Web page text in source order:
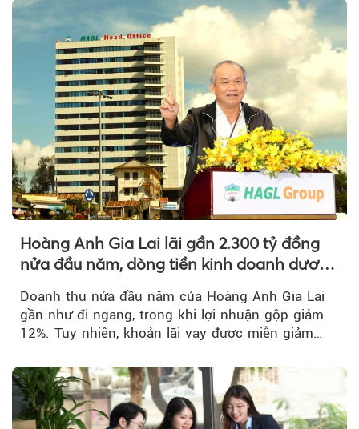
Hoàng Anh Gia Lai lãi gần 2.300 tỷ đồng
nửa đầu năm, dòng tiền kinh doanh dương
Doanh thu nửa đầu năm của Hoàng Anh Gia Lai
gần như đi ngang, trong khi lợi nhuận gộp giảm
12%. Tuy nhiên, khoản lãi vay được miễn giảm